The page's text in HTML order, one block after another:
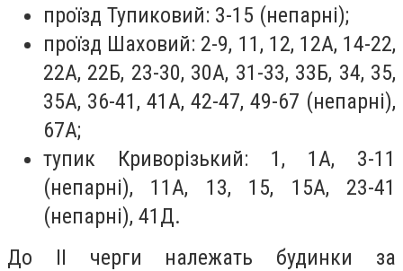
проїзд Тупиковий: 3-15 (непарні);
проїзд Шаховий: 2-9, 11, 12, 12А, 14-22,
22А, 22Б, 23-30, 30А, 31-33, 33Б, 34, 35,
35А, 36-41, 41А, 42-47, 49-67 (непарні),
67А;
тупик Криворізький: 1, 1А, 3-11
(непарні), 11А, 13, 15, 15А, 23-41
(непарні), 41Д.
До ІІ черги належать будинки за